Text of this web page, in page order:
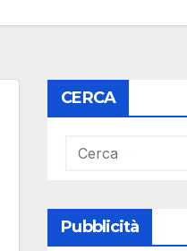
CERCA
Pubblicità